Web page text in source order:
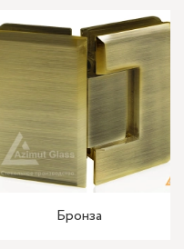
Бронза